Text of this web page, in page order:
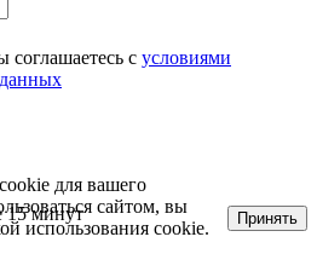
с условиями
15 минут
для вашего
сайтом, вы
использования cookie.
Принять